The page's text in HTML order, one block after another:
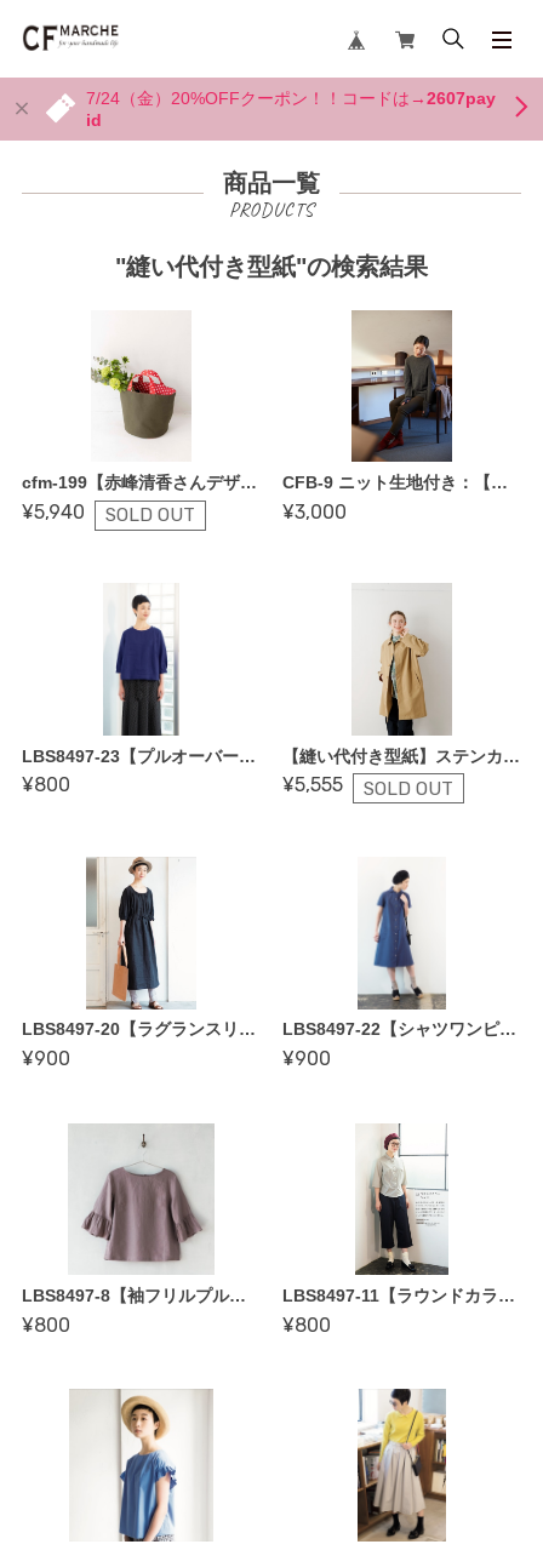
7/24（金）20%OFFクーポン！！コードは→2607pay
id
商品一覧
"縫い代付き型紙"の検索結果
cfm-199【赤峰清香さんデザイン・畳縁がポイントのバケツトート〜レシピ＆縫い代付き型紙付き】
¥5,940 SOLD OUT
CFB-9 ニット生地付き：【レギンス by May Me 伊藤みちよ〜縫い代付き型紙】「作りながらマスターできる ロックミシン ソーイング BOOK」掲載作品
¥3,000
LBS8497-23【プルオーバーブラウス〜縫い代付き型紙】坂内鏡子著「新装版 毎日着られる大人服」掲載作品
¥800
【縫い代付き型紙】ステンカラーコート〜コットンフレンド春号 vol.90 P.11掲載作品
¥5,555 SOLD OUT
LBS8497-20【ラグランスリーブワンピース〜縫い代付き型紙】坂内鏡子著「新装版 毎日着られる大人服」掲載作品
¥900
LBS8497-22【シャツワンピース〜縫い代付き型紙】坂内鏡子著「新装版 毎日着られる大人服」掲載作品
¥900
LBS8497-8【袖フリルプルオーバー〜縫い代付き型紙】坂内鏡子著「新装版 毎日着られる大人服」掲載作品
¥800
LBS8497-11【ラウンドカラーシャツ〜縫い代付き型紙】坂内鏡子著「新装版 毎日着られる大人服」掲載作品
¥800